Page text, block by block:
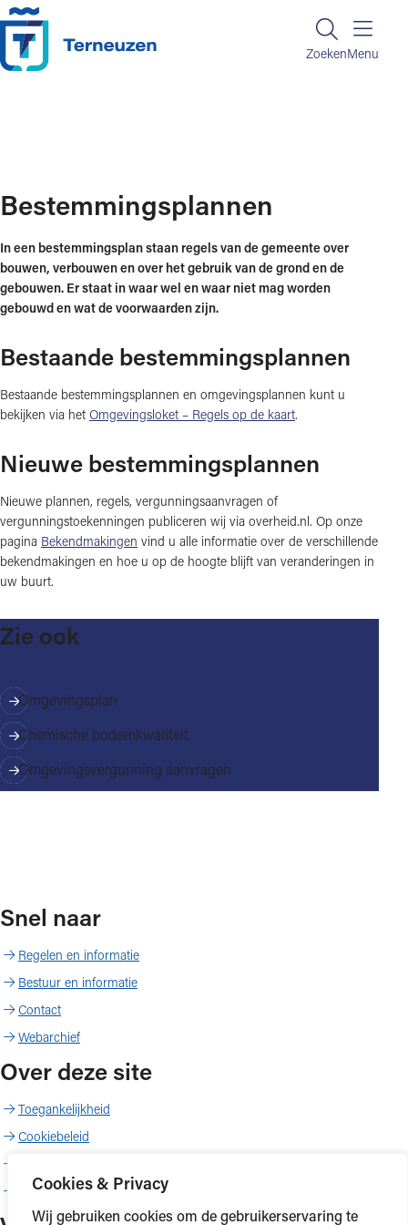
Cookies & Privacy
Wij gebruiken cookies om de gebruikerservaring te
Ga naar de inhoud
ZoekenZoeken
Menu
Bestemmingsplannen
In een bestemmingsplan staan regels van de gemeente over
bouwen, verbouwen en over het gebruik van de grond en de
gebouwen. Er staat in waar wel en waar niet mag worden
gebouwd en wat de voorwaarden zijn.
Bestaande bestemmingsplannen
Bestaande bestemmingsplannen en omgevingsplannen kunt u
bekijken via het Omgevingsloket – Regels op de kaart.
Nieuwe bestemmingsplannen
Nieuwe plannen, regels, vergunningsaanvragen of
vergunningstoekenningen publiceren wij via overheid.nl. Op onze
pagina Bekendmakingen vind u alle informatie over de verschillende
bekendmakingen en hoe u op de hoogte blijft van veranderingen in
uw buurt.
Zie ook
Omgevingsplan
Chemische bodemkwaliteit
Omgevingsvergunning aanvragen
Snel naar
Regelen en informatie
Bestuur en informatie
Contact
Webarchief
Over deze site
Toegankelijkheid
Cookiebeleid
Copyright